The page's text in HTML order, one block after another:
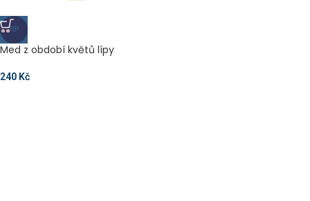
TIP
Med z období květů lípy
240 Kč